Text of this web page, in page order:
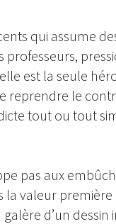
qui assume
professeurs,
est la seule
reprendre le
tout ou tout
pas aux
valeur première
d’un dessin